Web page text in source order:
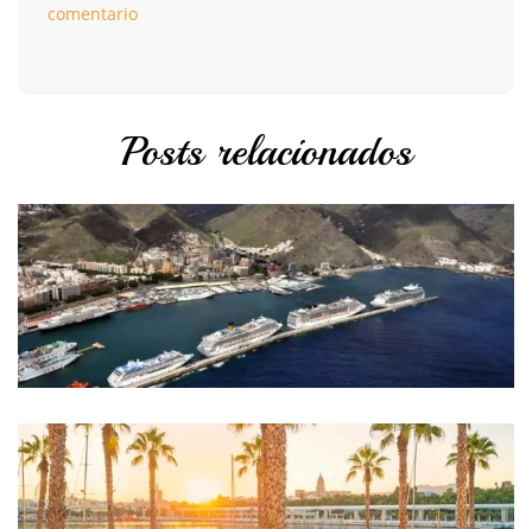
comentario
Posts relacionados